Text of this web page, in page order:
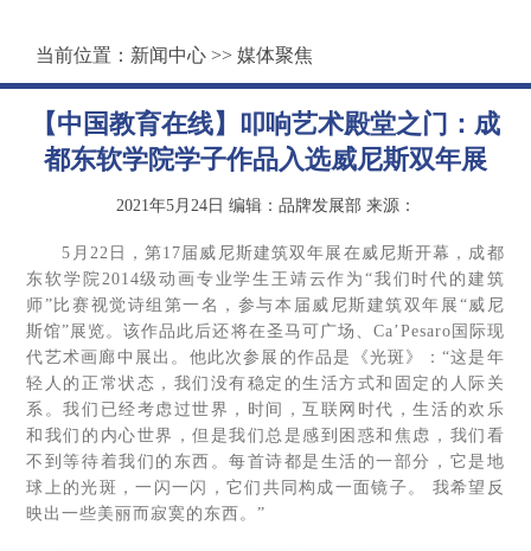
当前位置： 新闻中心 >> 媒体聚焦
【中国教育在线】叩响艺术殿堂之门：成
都东软学院学子作品入选威尼斯双年展
2021年5月24日 编辑：品牌发展部 来源：
5月22日，第17届威尼斯建筑双年展在威尼斯开幕，成都
东软学院2014级动画专业学生王靖云作为“我们时代的建筑
师”比赛视觉诗组第一名，参与本届威尼斯建筑双年展“威尼
斯馆”展览。该作品此后还将在圣马可广场、Ca’Pesaro国际现
代艺术画廊中展出。他此次参展的作品是《光斑》：“这是年
轻人的正常状态，我们没有稳定的生活方式和固定的人际关
系。我们已经考虑过世界，时间，互联网时代，生活的欢乐
和我们的内心世界，但是我们总是感到困惑和焦虑，我们看
不到等待着我们的东西。每首诗都是生活的一部分，它是地
球上的光斑，一闪一闪，它们共同构成一面镜子。 我希望反
映出一些美丽而寂寞的东西。”